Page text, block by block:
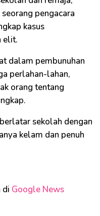
pengacara
kasus
elit.
dalam pembunuhan
perlahan-lahan,
orang tentang
sekolah dengan
kelam dan penuh
di Google News